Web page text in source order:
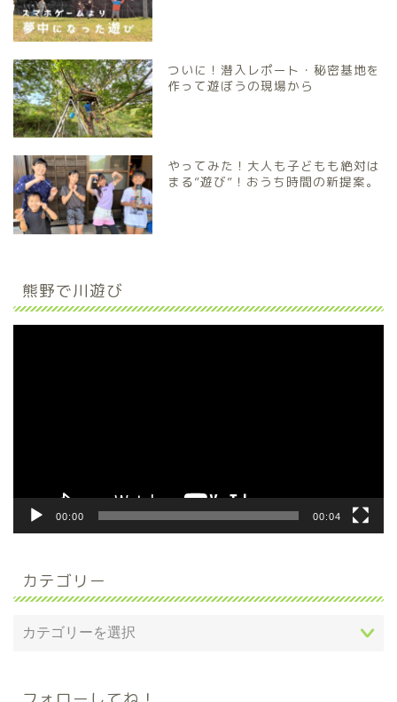
ついに！潜入レポート・秘密基地を
作って遊ぼうの現場から
やってみた！大人も子どもも絶対は
まる”遊び”！おうち時間の新提案。
熊野で川遊び
00:00 00:04
カテゴリー